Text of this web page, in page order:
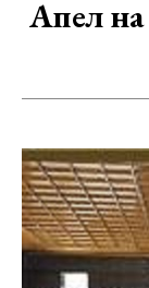
Апел на